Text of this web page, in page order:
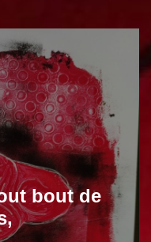
bout de